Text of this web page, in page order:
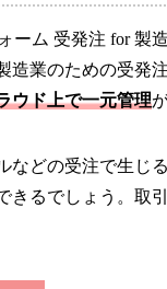
ーム 受発注 for 製
造業のための受発
ウド上で一元管理
などの受注で生じ
きるでしょう。取